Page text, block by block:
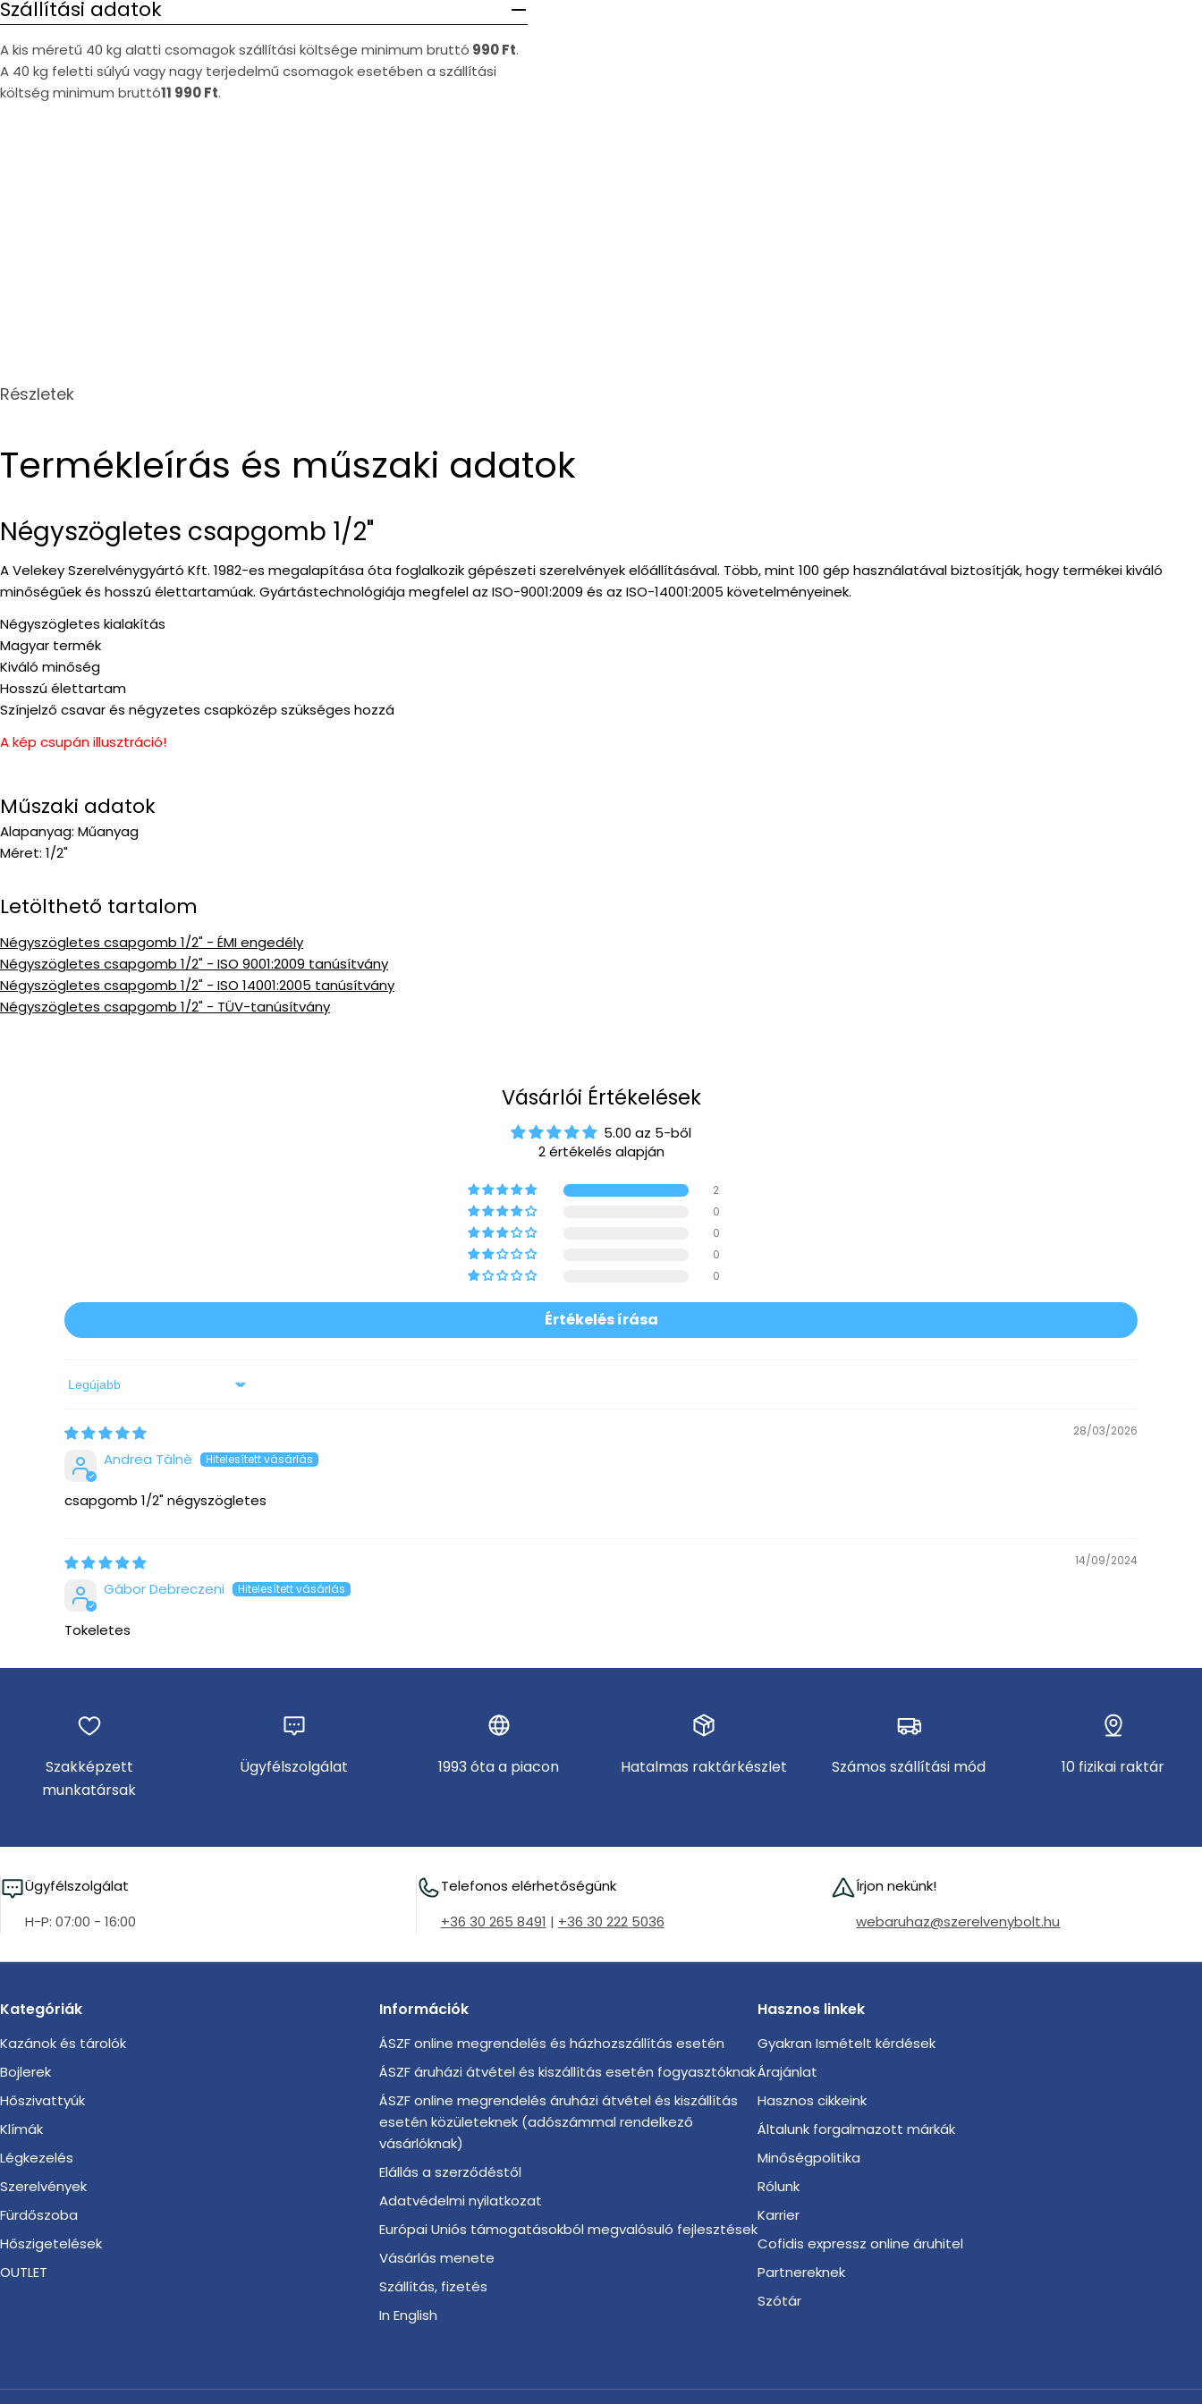
Szállítási adatok
A kis méretű 40 kg alatti csomagok szállítási költsége minimum bruttó 990 Ft.
A 40 kg feletti súlyú vagy nagy terjedelmű csomagok esetében a szállítási
költség minimum bruttó11 990 Ft.
Részletek
Termékleírás és műszaki adatok
Négyszögletes csapgomb 1/2"
A Velekey Szerelvénygyártó Kft. 1982-es megalapítása óta foglalkozik gépészeti szerelvények előállításával. Több, mint 100 gép használatával biztosítják, hogy termékei kiváló
minőségűek és hosszú élettartamúak. Gyártástechnológiája megfelel az ISO-9001:2009 és az ISO-14001:2005 követelményeinek.
Négyszögletes kialakítás
Magyar termék
Kiváló minőség
Hosszú élettartam
Színjelző csavar és négyzetes csapközép szükséges hozzá
A kép csupán illusztráció!
Műszaki adatok
Alapanyag: Műanyag
Méret: 1/2"
Letölthető tartalom
Négyszögletes csapgomb 1/2" - ÉMI engedély
Négyszögletes csapgomb 1/2" - ISO 9001:2009 tanúsítvány
Négyszögletes csapgomb 1/2" - ISO 14001:2005 tanúsítvány
Négyszögletes csapgomb 1/2" - TÜV-tanúsítvány
Vásárlói Értékelések
5.00 az 5-ből
2 értékelés alapján
2
0
0
0
0
Értékelés írása
Sort by
28/03/2026
Andrea Tàlnè
csapgomb 1/2" négyszögletes
14/09/2024
Gábor Debreczeni
Tokeletes
Szakképzett
munkatársak
Ügyfélszolgálat 1993 óta a piacon Hatalmas raktárkészlet Számos szállítási mód 10 fizikai raktár
Ügyfélszolgálat
H-P: 07:00 - 16:00
Telefonos elérhetőségünk
+36 30 265 8491 | +36 30 222 5036
Írjon nekünk!
webaruhaz@szerelvenybolt.hu
Kategóriák
Kazánok és tárolók
Bojlerek
Hőszivattyúk
Klímák
Légkezelés
Szerelvények
Fürdőszoba
Hőszigetelések
OUTLET
Információk
ÁSZF online megrendelés és házhozszállítás esetén
ÁSZF áruházi átvétel és kiszállítás esetén fogyasztóknak
ÁSZF online megrendelés áruházi átvétel és kiszállítás
esetén közületeknek (adószámmal rendelkező
vásárlóknak)
Elállás a szerződéstől
Adatvédelmi nyilatkozat
Európai Uniós támogatásokból megvalósuló fejlesztések
Vásárlás menete
Szállítás, fizetés
In English
Hasznos linkek
Gyakran Ismételt kérdések
Árajánlat
Hasznos cikkeink
Általunk forgalmazott márkák
Minőségpolitika
Rólunk
Karrier
Cofidis expressz online áruhitel
Partnereknek
Szótár